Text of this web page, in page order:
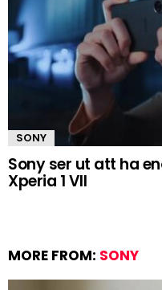
SONY
Sony ser ut att ha
Xperia 1 VII
MORE FROM: SONY